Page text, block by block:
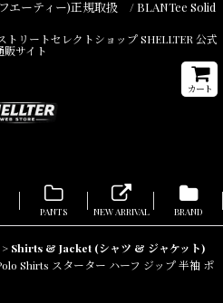
エーティー)正規取扱 / BLANTee Solid
リートセレクトショップ SHELLTER 公式
販サイト
カート
PANTS NEW ARRIVAL BRAND
> Shirts & Jacket (シャツ & ジャケット)
Shirts スターター ハーフ ジップ 半袖 ポ